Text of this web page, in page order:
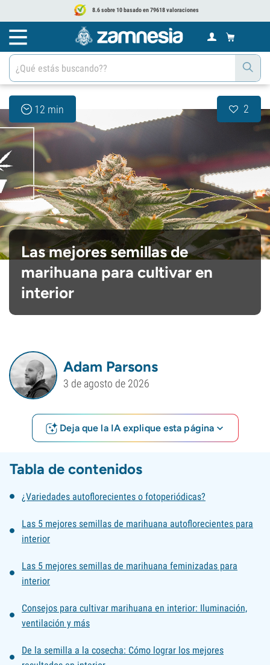
8.6 sobre 10 basado en 79618 valoraciones
12 min 2
Las mejores semillas de
marihuana para cultivar en
interior
Adam Parsons
3 de agosto de 2026
Deja que la IA explique esta página
Tabla de contenidos
¿Variedades autoflorecientes o fotoperiódicas?
Las 5 mejores semillas de marihuana autoflorecientes para
interior
Las 5 mejores semillas de marihuana feminizadas para
interior
Consejos para cultivar marihuana en interior: Iluminación,
ventilación y más
De la semilla a la cosecha: Cómo lograr los mejores